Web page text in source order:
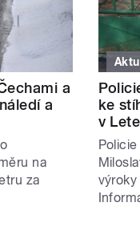
a
a
na
za
ke
v